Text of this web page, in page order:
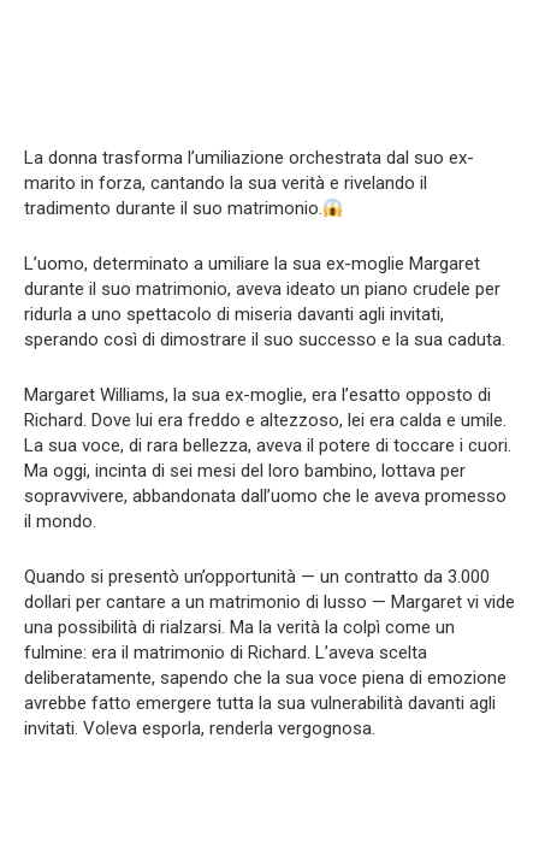
La donna trasforma l’umiliazione orchestrata dal suo ex-
marito in forza, cantando la sua verità e rivelando il
tradimento durante il suo matrimonio.
L’uomo, determinato a umiliare la sua ex-moglie Margaret
durante il suo matrimonio, aveva ideato un piano crudele per
ridurla a uno spettacolo di miseria davanti agli invitati,
sperando così di dimostrare il suo successo e la sua caduta.
Margaret Williams, la sua ex-moglie, era l’esatto opposto di
Richard. Dove lui era freddo e altezzoso, lei era calda e umile.
La sua voce, di rara bellezza, aveva il potere di toccare i cuori.
Ma oggi, incinta di sei mesi del loro bambino, lottava per
sopravvivere, abbandonata dall’uomo che le aveva promesso
il mondo.
Quando si presentò un’opportunità — un contratto da 3.000
dollari per cantare a un matrimonio di lusso — Margaret vi vide
una possibilità di rialzarsi. Ma la verità la colpì come un
fulmine: era il matrimonio di Richard. L’aveva scelta
deliberatamente, sapendo che la sua voce piena di emozione
avrebbe fatto emergere tutta la sua vulnerabilità davanti agli
invitati. Voleva esporla, renderla vergognosa.